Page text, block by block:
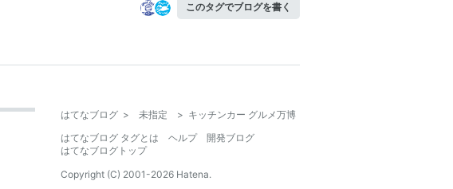
このタグでブログを書く
はてなブログ > 未指定 > キッチンカー グルメ万博
はてなブログ タグとは
ヘルプ
開発ブログ
はてなブログトップ
Copyright (C) 2001-2026 Hatena.